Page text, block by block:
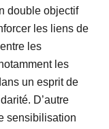
double objectif
les liens de
les
les
un esprit de
D’autre
sensibilisation